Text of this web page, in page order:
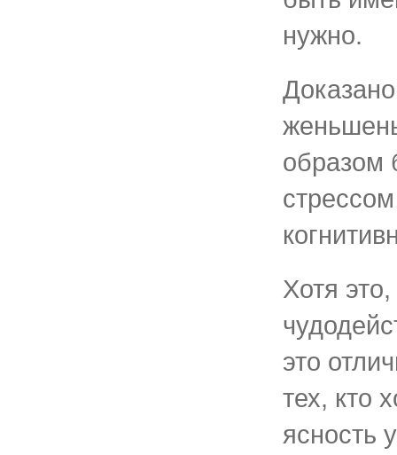
нужно.
образом
Хотя
это
тех, кто
ясность